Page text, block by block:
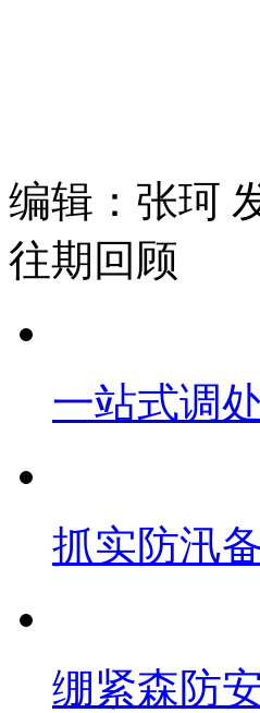
编辑：张珂
往期回顾
一站式调
抓实防汛
绷紧森防